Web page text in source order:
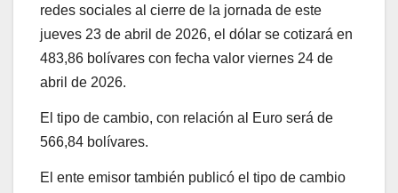
redes sociales al cierre de la jornada de este
jueves 23 de abril de 2026, el dólar se cotizará en
483,86 bolívares con fecha valor viernes 24 de
abril de 2026.
El tipo de cambio, con relación al Euro será de
566,84 bolívares.
El ente emisor también publicó el tipo de cambio